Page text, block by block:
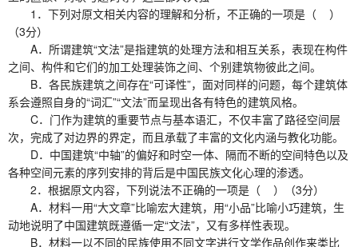
1．下列对原文相关内容的理解和分析，不正确的一项是（ ）
（3分）
A．所谓建筑“文法”是指建筑的处理方法和相互关系，表现在构件
之间、构件和它们的加工处理装饰之间、个别建筑物彼此之间。
B．各民族建筑之间存在“可译性”，面对同样的问题，每个建筑体
系会遵照自身的“词汇”“文法”而呈现出各有特色的建筑风格。
C．门作为建筑的重要节点与基本语汇，不仅丰富了路径空间层
次，完成了对边界的界定，而且承载了丰富的文化内涵与教化功能。
D．中国建筑“中轴”的偏好和时空一体、隔而不断的空间特色以及
各种空间元素的序列安排的背后是中国民族文化心理的渗透。
2．根据原文内容，下列说法不正确的一项是（ ）（3分）
A．材料一用“大文章”比喻宏大建筑，用“小品”比喻小巧建筑，生
动地说明了中国建筑既遵循一定“文法”，又有多样性表现。
B．材料一以不同的民族使用不同文字进行文学作品创作来类比